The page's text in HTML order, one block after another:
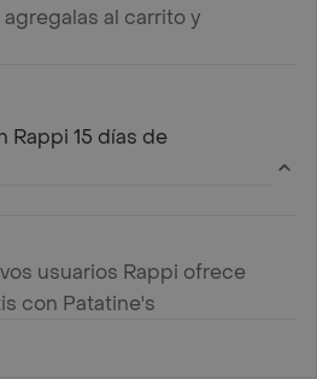
al carrito y
Rappi 15 días de
usuarios Rappi ofrece
con Patatine's